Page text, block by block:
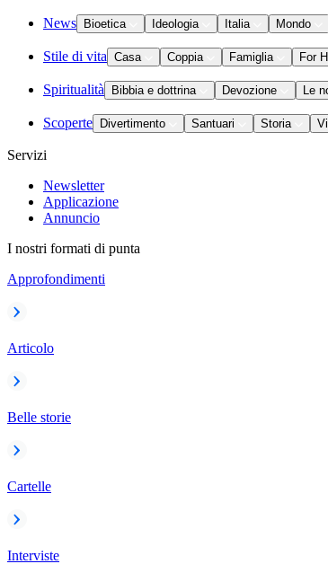
News Bioetica Ideologia Italia Mondo
Stile di vita Casa Coppia Famiglia For
Spiritualità Bibbia e dottrina Devozione Le
Scoperte Divertimento Santuari Storia
Servizi
Newsletter
Applicazione
Annuncio
I nostri formati di punta
Approfondimenti
Articolo
Belle storie
Cartelle
Interviste